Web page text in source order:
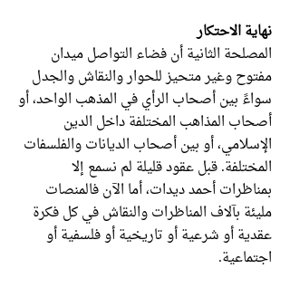
نهاية الاحتكار
المصلحة الثانية أن فضاء التواصل ميدان
مفتوح وغير متحيز للحوار والنقاش والجدل
سواءً بين أصحاب الرأي في المذهب الواحد، أو
أصحاب المذاهب المختلفة داخل الدين
الإسلامي، أو بين أصحاب الديانات والفلسفات
المختلفة. قبل عقود قليلة لم نسمع إلا
بمناظرات أحمد ديدات، أما الآن فالمنصات
مليئة بآلاف المناظرات والنقاش في كل فكرة
عقدية أو شرعية أو تاريخية أو فلسفية أو
اجتماعية.